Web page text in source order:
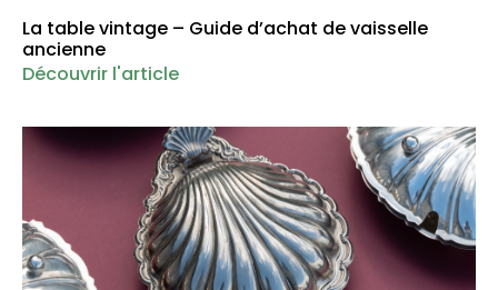
La table vintage – Guide d’achat de vaisselle
ancienne
Découvrir l'article